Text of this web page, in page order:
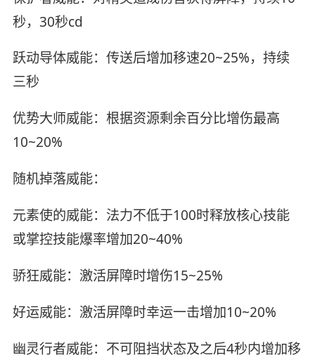
秒，30秒cd
跃动导体威能：传送后增加移速20~25%，持续
三秒
优势大师威能：根据资源剩余百分比增伤最高
10~20%
随机掉落威能：
元素使的威能：法力不低于100时释放核心技能
或掌控技能爆率增加20~40%
骄狂威能：激活屏障时增伤15~25%
好运威能：激活屏障时幸运一击增加10~20%
幽灵行者威能：不可阻挡状态及之后4秒内增加移